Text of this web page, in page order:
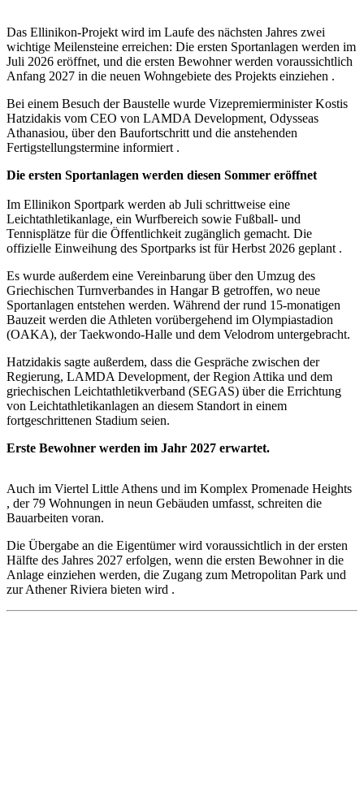
Das Ellinikon-Projekt wird im Laufe des nächsten Jahres zwei
wichtige Meilensteine ​​erreichen: Die ersten Sportanlagen werden im
Juli 2026 eröffnet, und die ersten Bewohner werden voraussichtlich
Anfang 2027 in die neuen Wohngebiete des Projekts einziehen .
Bei einem Besuch der Baustelle wurde Vizepremierminister Kostis
Hatzidakis vom CEO von LAMDA Development, Odysseas
Athanasiou, über den Baufortschritt und die anstehenden
Fertigstellungstermine informiert .
Die ersten Sportanlagen werden diesen Sommer eröffnet
Im Ellinikon Sportpark werden ab Juli schrittweise eine
Leichtathletikanlage, ein Wurfbereich sowie Fußball- und
Tennisplätze für die Öffentlichkeit zugänglich gemacht. Die
offizielle Einweihung des Sportparks ist für Herbst 2026 geplant .
Es wurde außerdem eine Vereinbarung über den Umzug des
Griechischen Turnverbandes in Hangar B getroffen, wo neue
Sportanlagen entstehen werden. Während der rund 15-monatigen
Bauzeit werden die Athleten vorübergehend im Olympiastadion
(OAKA), der Taekwondo-Halle und dem Velodrom untergebracht.
Hatzidakis sagte außerdem, dass die Gespräche zwischen der
Regierung, LAMDA Development, der Region Attika und dem
griechischen Leichtathletikverband (SEGAS) über die Errichtung
von Leichtathletikanlagen an diesem Standort in einem
fortgeschrittenen Stadium seien.
Erste Bewohner werden im Jahr 2027 erwartet.
Auch im Viertel Little Athens und im Komplex Promenade Heights
, der 79 Wohnungen in neun Gebäuden umfasst, schreiten die
Bauarbeiten voran.
Die Übergabe an die Eigentümer wird voraussichtlich in der ersten
Hälfte des Jahres 2027 erfolgen, wenn die ersten Bewohner in die
Anlage einziehen werden, die Zugang zum Metropolitan Park und
zur Athener Riviera bieten wird .